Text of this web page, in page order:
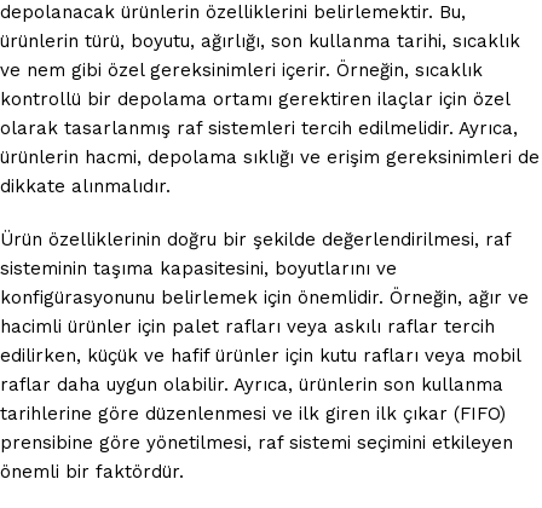
depolanacak ürünlerin özelliklerini belirlemektir. Bu,
ürünlerin türü, boyutu, ağırlığı, son kullanma tarihi, sıcaklık
ve nem gibi özel gereksinimleri içerir. Örneğin, sıcaklık
kontrollü bir depolama ortamı gerektiren ilaçlar için özel
olarak tasarlanmış raf sistemleri tercih edilmelidir. Ayrıca,
ürünlerin hacmi, depolama sıklığı ve erişim gereksinimleri de
dikkate alınmalıdır.
Ürün özelliklerinin doğru bir şekilde değerlendirilmesi, raf
sisteminin taşıma kapasitesini, boyutlarını ve
konfigürasyonunu belirlemek için önemlidir. Örneğin, ağır ve
hacimli ürünler için palet rafları veya askılı raflar tercih
edilirken, küçük ve hafif ürünler için kutu rafları veya mobil
raflar daha uygun olabilir. Ayrıca, ürünlerin son kullanma
tarihlerine göre düzenlenmesi ve ilk giren ilk çıkar (FIFO)
prensibine göre yönetilmesi, raf sistemi seçimini etkileyen
önemli bir faktördür.